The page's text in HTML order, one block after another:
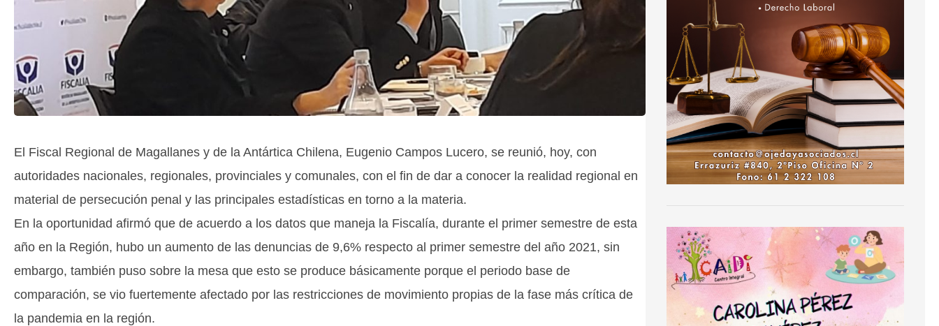
El Fiscal Regional de Magallanes y de la Antártica Chilena, Eugenio Campos Lucero, se reunió, hoy, con
autoridades nacionales, regionales, provinciales y comunales, con el fin de dar a conocer la realidad regional en
material de persecución penal y las principales estadísticas en torno a la materia.
En la oportunidad afirmó que de acuerdo a los datos que maneja la Fiscalía, durante el primer semestre de esta
año en la Región, hubo un aumento de las denuncias de 9,6% respecto al primer semestre del año 2021, sin
embargo, también puso sobre la mesa que esto se produce básicamente porque el periodo base de
comparación, se vio fuertemente afectado por las restricciones de movimiento propias de la fase más crítica de
la pandemia en la región.